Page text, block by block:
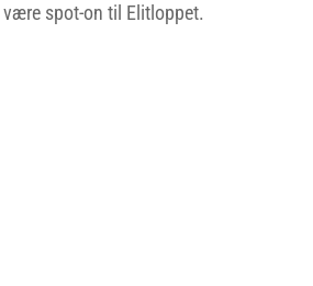
spot-on til Elitloppet.